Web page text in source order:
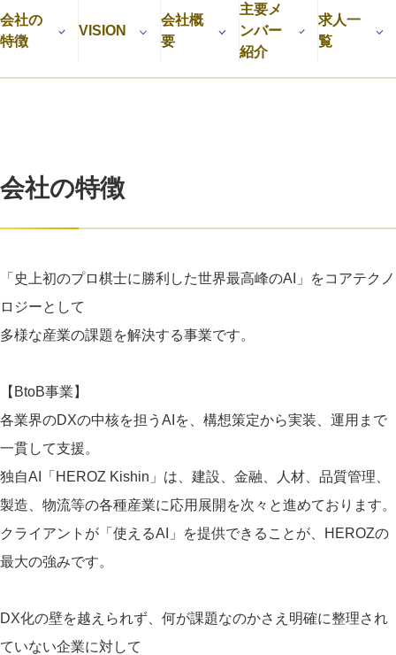
パートナーの方へ
会社の
特徴
VISION
会社概
要
主要メ
ンバー
紹介
求人一
覧
会社の特徴
「史上初のプロ棋士に勝利した世界最高峰のAI」をコアテクノ
ロジーとして
多様な産業の課題を解決する事業です。
【BtoB事業】
各業界のDXの中核を担うAIを、構想策定から実装、運用まで
一貫して支援。
独自AI「HEROZ Kishin」は、建設、金融、人材、品質管理、
製造、物流等の各種産業に応用展開を次々と進めております。
クライアントが「使えるAI」を提供できることが、HEROZの
最大の強みです。
DX化の壁を越えられず、何が課題なのかさえ明確に整理され
ていない企業に対して